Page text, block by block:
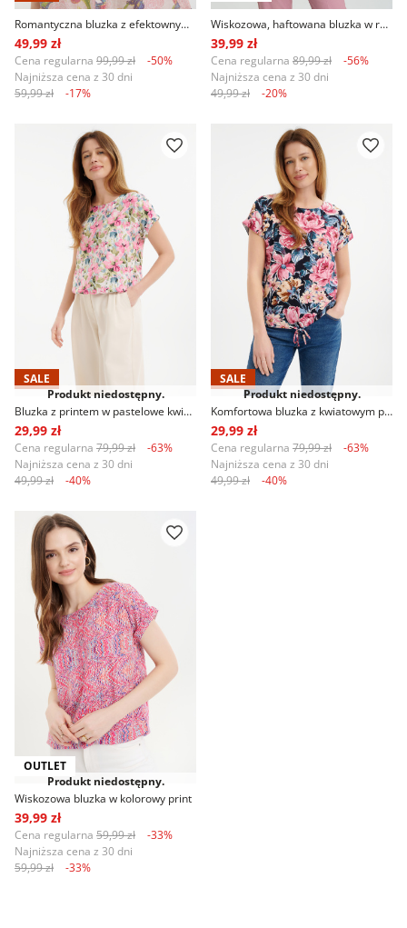
Romantyczna bluzka z efektownymi rękawami
49,99 zł
Cena regularna 99,99 zł
-50%
Najniższa cena z 30 dni
59,99 zł
-17%
Wiskozowa, haftowana bluzka w różowym kolorze
39,99 zł
Cena regularna 89,99 zł
-56%
Najniższa cena z 30 dni
49,99 zł
-20%
SALE
Produkt niedostępny.
Bluzka z printem w pastelowe kwiaty
29,99 zł
Cena regularna 79,99 zł
-63%
Najniższa cena z 30 dni
49,99 zł
-40%
SALE
Produkt niedostępny.
Komfortowa bluzka z kwiatowym printem
29,99 zł
Cena regularna 79,99 zł
-63%
Najniższa cena z 30 dni
49,99 zł
-40%
OUTLET
Produkt niedostępny.
Wiskozowa bluzka w kolorowy print
39,99 zł
Cena regularna 59,99 zł
-33%
Najniższa cena z 30 dni
59,99 zł
-33%